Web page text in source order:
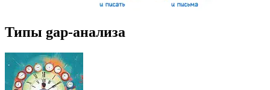
Типы gap-анализа